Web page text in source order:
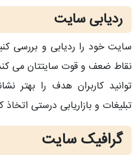
ردیابی سایت
سایت خود را ردیابی و بررسی
نقاط ضعف و قوت سایتتان می
توانید کاربران هدف را بهتر
تبلیغات و بازاریابی درستی اتخاذ
گرافیک سایت